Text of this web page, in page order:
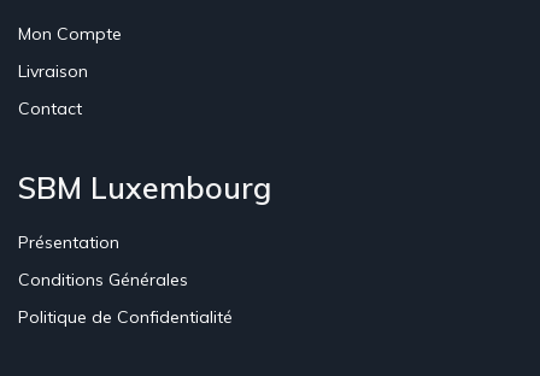
Mon Compte
Livraison
Contact
SBM Luxembourg
Présentation
Conditions Générales
Politique de Confidentialité